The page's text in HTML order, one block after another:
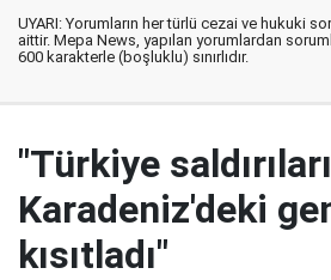
UYARI: Yorumların her türlü cezai ve hukuki
aittir. Mepa News, yapılan yorumlardan
600 karakterle (boşluklu) sınırlıdır.
"Türkiye
Karadeniz'deki
kısıtladı"